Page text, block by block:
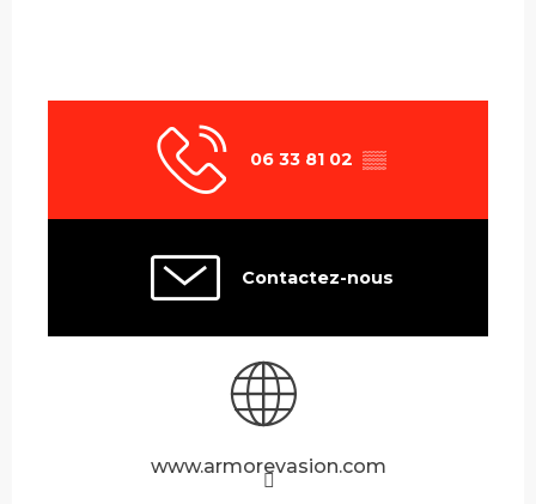
06 33 81 02 ▒▒
Contactez-nous
www.armorevasion.com